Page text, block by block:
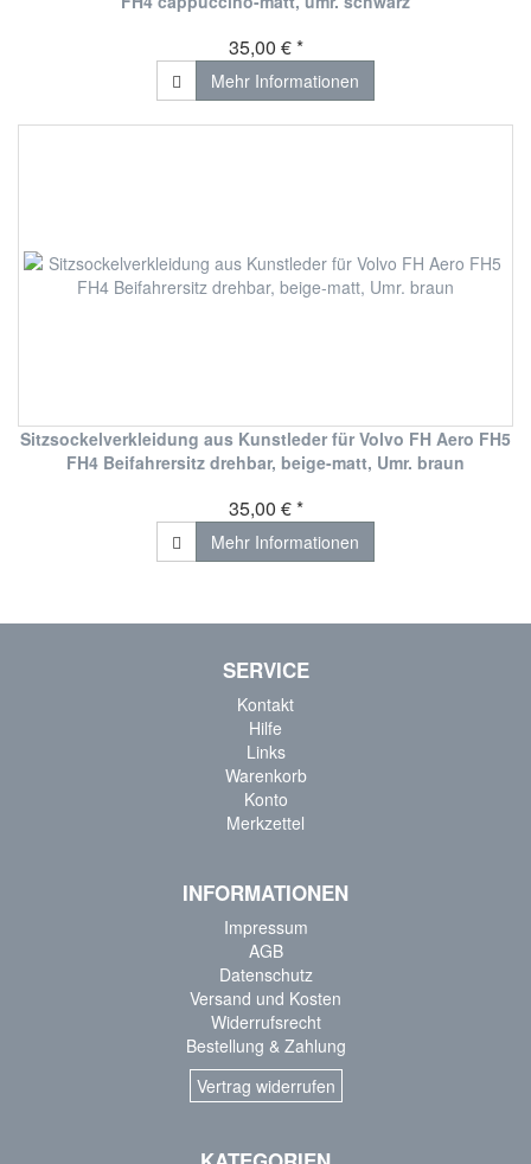
35,00 € *
Mehr Informationen
Sitzsockelverkleidung aus Kunstleder für Volvo FH Aero FH5
FH4 Beifahrersitz drehbar, beige-matt, Umr. braun
35,00 € *
Mehr Informationen
SERVICE
Kontakt
Hilfe
Links
Warenkorb
Konto
Merkzettel
INFORMATIONEN
Impressum
AGB
Datenschutz
Versand und Kosten
Widerrufsrecht
Bestellung & Zahlung
Vertrag widerrufen